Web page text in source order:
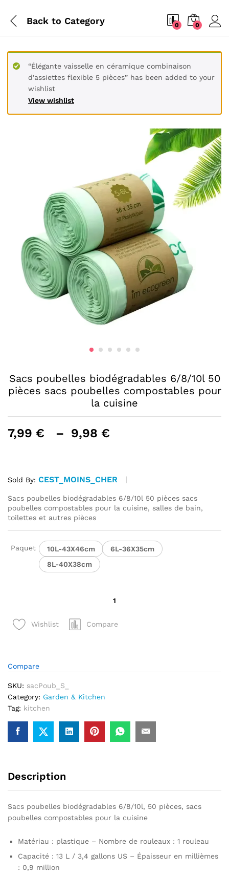
Back to Category 0 0
View wishlist
“Élégante vaisselle en céramique combinaison
d'assiettes flexible 5 pièces” has been added to your
wishlist
Sacs poubelles biodégradables 6/8/10l 50
pièces sacs poubelles compostables pour
la cuisine
7,99 € – 9,98 €
à
9,98 €
Sold By: CEST_MOINS_CHER
Sacs poubelles biodégradables 6/8/10l 50 pièces sacs
poubelles compostables pour la cuisine, salles de bain,
toilettes et autres pièces
Paquet 10L-43X46cm
6L-36X35cm
8L-40X38cm
Sacs
poubelles
50
sacs
poubelles
compostables
pour
cuisine
Wishlist Compare
Compare
SKU: sacPoub_S_
Category: Garden & Kitchen
Tag: kitchen
Description
Sacs poubelles biodégradables 6/8/10l, 50 pièces, sacs
poubelles compostables pour la cuisine
Matériau : plastique – Nombre de rouleaux : 1 rouleau
Capacité : 13 L / 3,4 gallons US – Épaisseur en millièmes
: 0,9 million